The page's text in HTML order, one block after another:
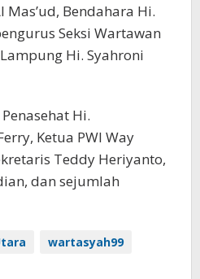
Bendahara Hi.
Seksi Wartawan
Hi. Syahroni
Hi.
Ketua PWI Way
Teddy Heriyanto,
dan sejumlah
wartasyah99